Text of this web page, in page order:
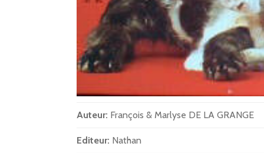
Auteur: François & Marlyse DE LA GRANGE
Editeur: Nathan